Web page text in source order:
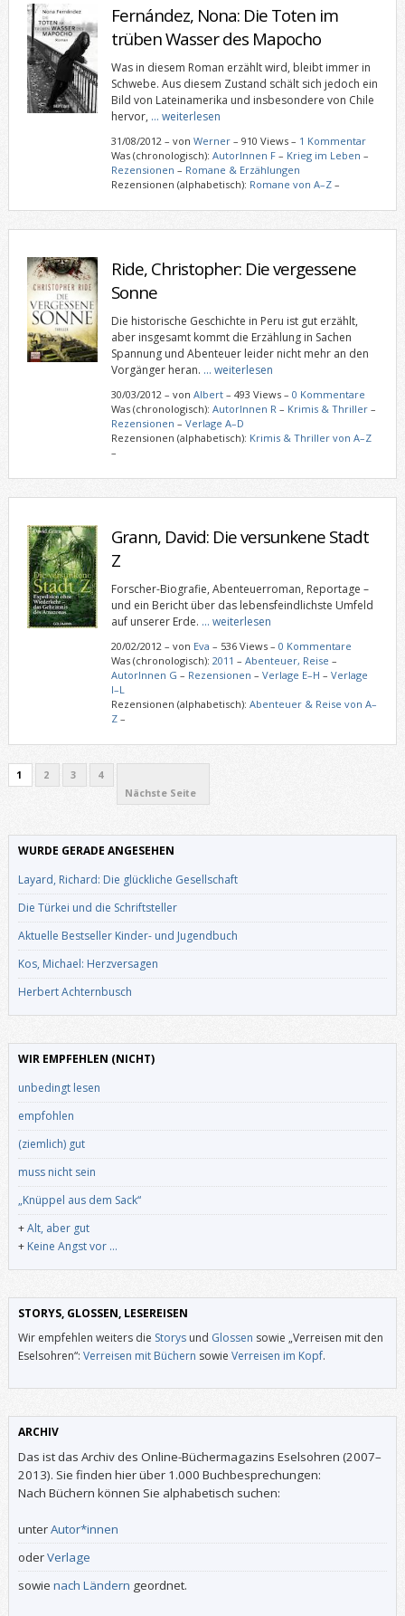
Fernández, Nona: Die Toten im
trüben Wasser des Mapocho
Was in diesem Roman erzählt wird, bleibt immer in
Schwebe. Aus diesem Zustand schält sich jedoch ein
Bild von Lateinamerika und insbesondere von Chile
hervor, … weiterlesen
31/08/2012 – von Werner– 910 Views – 1 Kommentar
Was (chronologisch): AutorInnen F– Krieg im Leben –
Rezensionen – Romane & Erzählungen
Rezensionen (alphabetisch): Romane von A–Z–
Ride, Christopher: Die vergessene
Sonne
Die historische Geschichte in Peru ist gut erzählt,
aber insgesamt kommt die Erzählung in Sachen
Spannung und Abenteuer leider nicht mehr an den
Vorgänger heran. … weiterlesen
30/03/2012 – von Albert– 493 Views – 0 Kommentare
Was (chronologisch): AutorInnen R – Krimis & Thriller–
Rezensionen – Verlage A–D
Rezensionen (alphabetisch): Krimis & Thriller von A–Z
–
Grann, David: Die versunkene Stadt
Z
Forscher-Biografie, Abenteuerroman, Reportage –
und ein Bericht über das lebensfeindlichste Umfeld
auf unserer Erde. … weiterlesen
20/02/2012 – von Eva – 536 Views – 0 Kommentare
Was (chronologisch): 2011 – Abenteuer, Reise –
AutorInnen G – Rezensionen – Verlage E–H – Verlage
I–L
Rezensionen (alphabetisch): Abenteuer & Reise von A–
Z–
1 2 3
4
Nächste Seite
WURDE GERADE ANGESEHEN
Layard, Richard: Die glückliche Gesellschaft
Die Türkei und die Schriftsteller
Aktuelle Bestseller Kinder- und Jugendbuch
Kos, Michael: Herzversagen
Herbert Achternbusch
WIR EMPFEHLEN (NICHT)
unbedingt lesen
empfohlen
(ziemlich) gut
muss nicht sein
„Knüppel aus dem Sack“
+Alt, aber gut
+ Keine Angst vor …
STORYS, GLOSSEN, LESEREISEN
Wir empfehlen weiters die Storysund Glossen sowie „Verreisen mit den
Eselsohren“: Verreisen mit Büchern sowie Verreisen im Kopf.
ARCHIV
Das ist das Archiv des Online-Büchermagazins Eselsohren (2007–
2013). Sie finden hier über 1.000 Buchbesprechungen:
Nach Büchern können Sie alphabetisch suchen:
unterAutor*innen
oderVerlage
sowie nach Ländern geordnet.